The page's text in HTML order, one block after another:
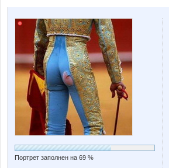
Портрет заполнен на 69 %